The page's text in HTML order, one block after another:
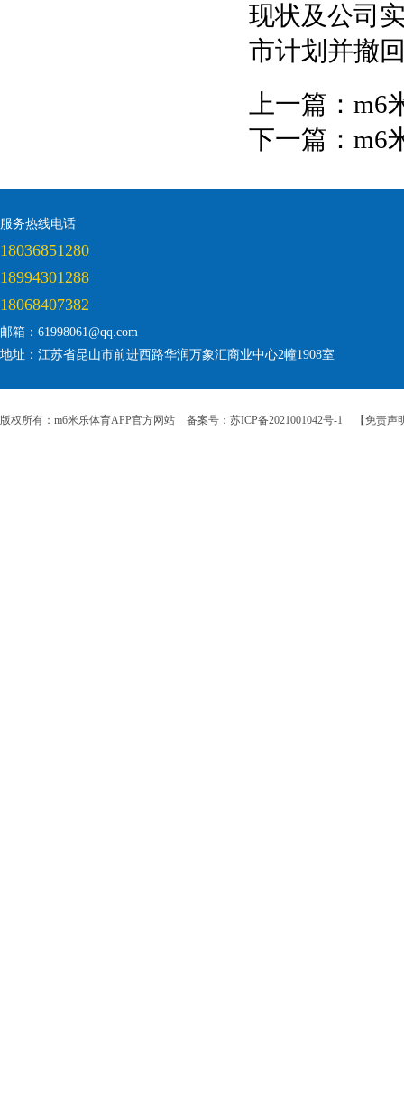
现状及公司
市计划并撤
上一篇： m6
下一篇： m6
服务热线电话
18036851280
18994301288
18068407382
邮箱：61998061@qq.com
地址：江苏省昆山市前进西路华润万象汇商业中心2幢1908室
版权所有：m6米乐体育APP官方网站 备案号：苏ICP备2021001042号-1 【免责声